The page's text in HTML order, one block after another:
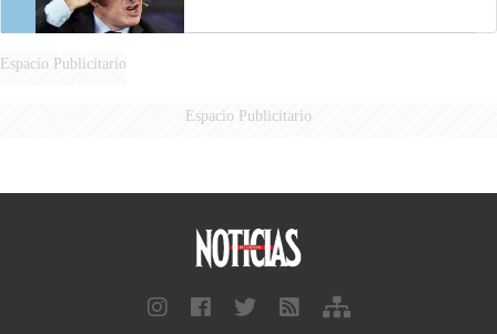
Espacio Publicitario
Espacio Publicitario